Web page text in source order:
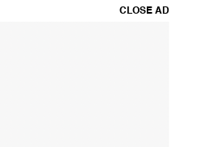
CLOSE AD